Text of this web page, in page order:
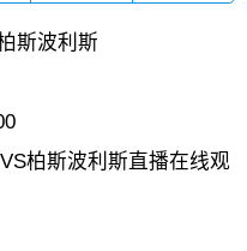
斯波利斯
柏斯波利斯直播在线观